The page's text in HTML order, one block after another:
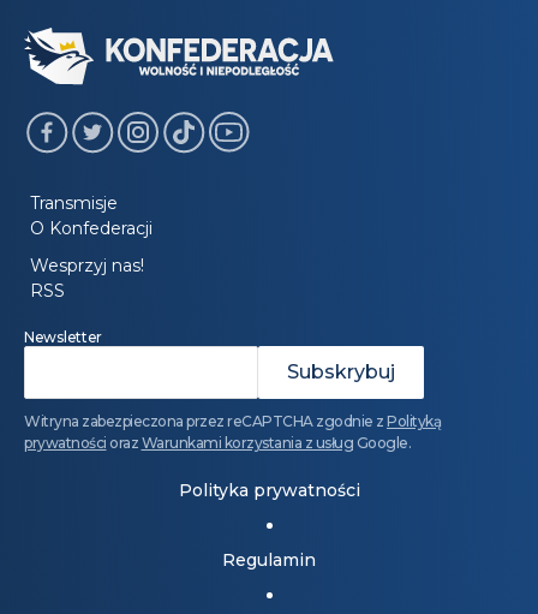
Transmisje
O Konfederacji
Wesprzyj nas!
RSS
Newsletter
Witryna zabezpieczona przez reCAPTCHA zgodnie z Polityką
prywatności oraz Warunkami korzystania z usług Google.
Polityka prywatności
Regulamin